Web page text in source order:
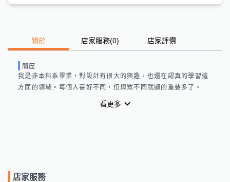
關於 店家服務(0) 店家評價
簡歷
我是非本科系畢業，對設計有很大的興趣，也還在認真的學習這
方面的領域。每個人喜好不同，但與眾不同就顯的重要多了。
看更多
店家服務